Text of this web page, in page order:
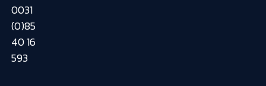
0031
(0)85
40 16
593